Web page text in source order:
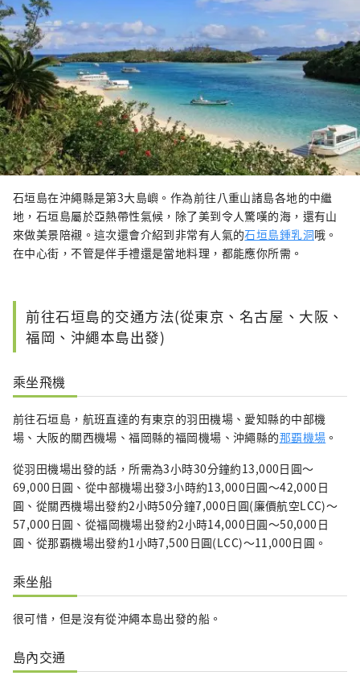
石垣島在沖繩縣是第3大島嶼。作為前往八重山諸島各地的中繼
地，石垣島屬於亞熱帶性氣候，除了美到令人驚嘆的海，還有山
來做美景陪襯。這次還會介紹到非常有人氣的石垣島鍾乳洞哦。
在中心街，不管是伴手禮還是當地料理，都能應你所需。
前往石垣島的交通方法(從東京、名古屋、大阪、
福岡、沖繩本島出發)
乘坐飛機
前往石垣島，航班直達的有東京的羽田機場、愛知縣的中部機
場、大阪的關西機場、福岡縣的福岡機場、沖繩縣的那覇機場 。
從羽田機場出發的話，所需為3小時30分鐘約13,000日圓～
69,000日圓、從中部機場出發3小時約13,000日圓～42,000日
圓、從關西機場出發約2小時50分鐘7,000日圓(廉價航空LCC)～
57,000日圓、從福岡機場出發約2小時14,000日圓～50,000日
圓、從那覇機場出發約1小時7,500日圓(LCC)～11,000日圓。
乘坐船
很可惜，但是沒有從沖繩本島出發的船。
島內交通